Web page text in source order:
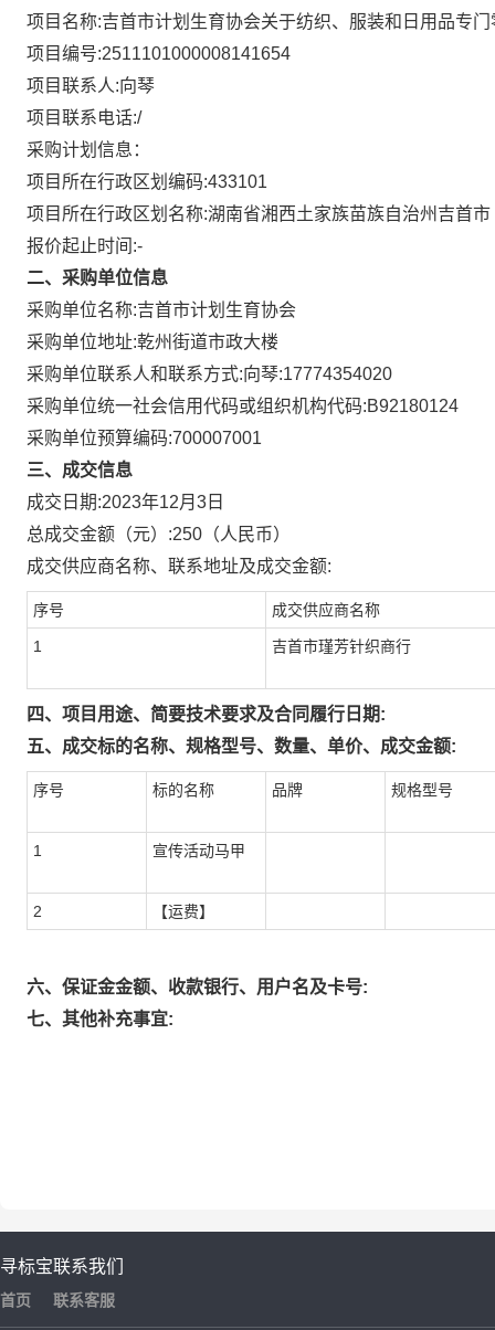
项目名称:吉首市计划生育协会关于纺织、服装和日用品专
项目编号:2511101000008141654
项目联系人:向琴
项目联系电话:/
采购计划信息：
项目所在行政区划编码:433101
项目所在行政区划名称:湖南省湘西土家族苗族自治州吉首市
报价起止时间:-
二、采购单位信息
采购单位名称:吉首市计划生育协会
采购单位地址:乾州街道市政大楼
采购单位联系人和联系方式:向琴:17774354020
采购单位统一社会信用代码或组织机构代码:B92180124
采购单位预算编码:700007001
三、成交信息
成交日期:2023年12月3日
总成交金额（元）:250 （人民币）
成交供应商名称、联系地址及成交金额:
序号 成交供应商名称
1 吉首市瑾芳针织商行
四、项目用途、简要技术要求及合同履行日期:
五、成交标的名称、规格型号、数量、单价、成交金额:
序号 标的名称 品牌 规格型号
1 宣传活动马甲
2 【运费】
六、保证金金额、收款银行、用户名及卡号:
七、其他补充事宜:
寻标宝
首页
联系我们
联系客服